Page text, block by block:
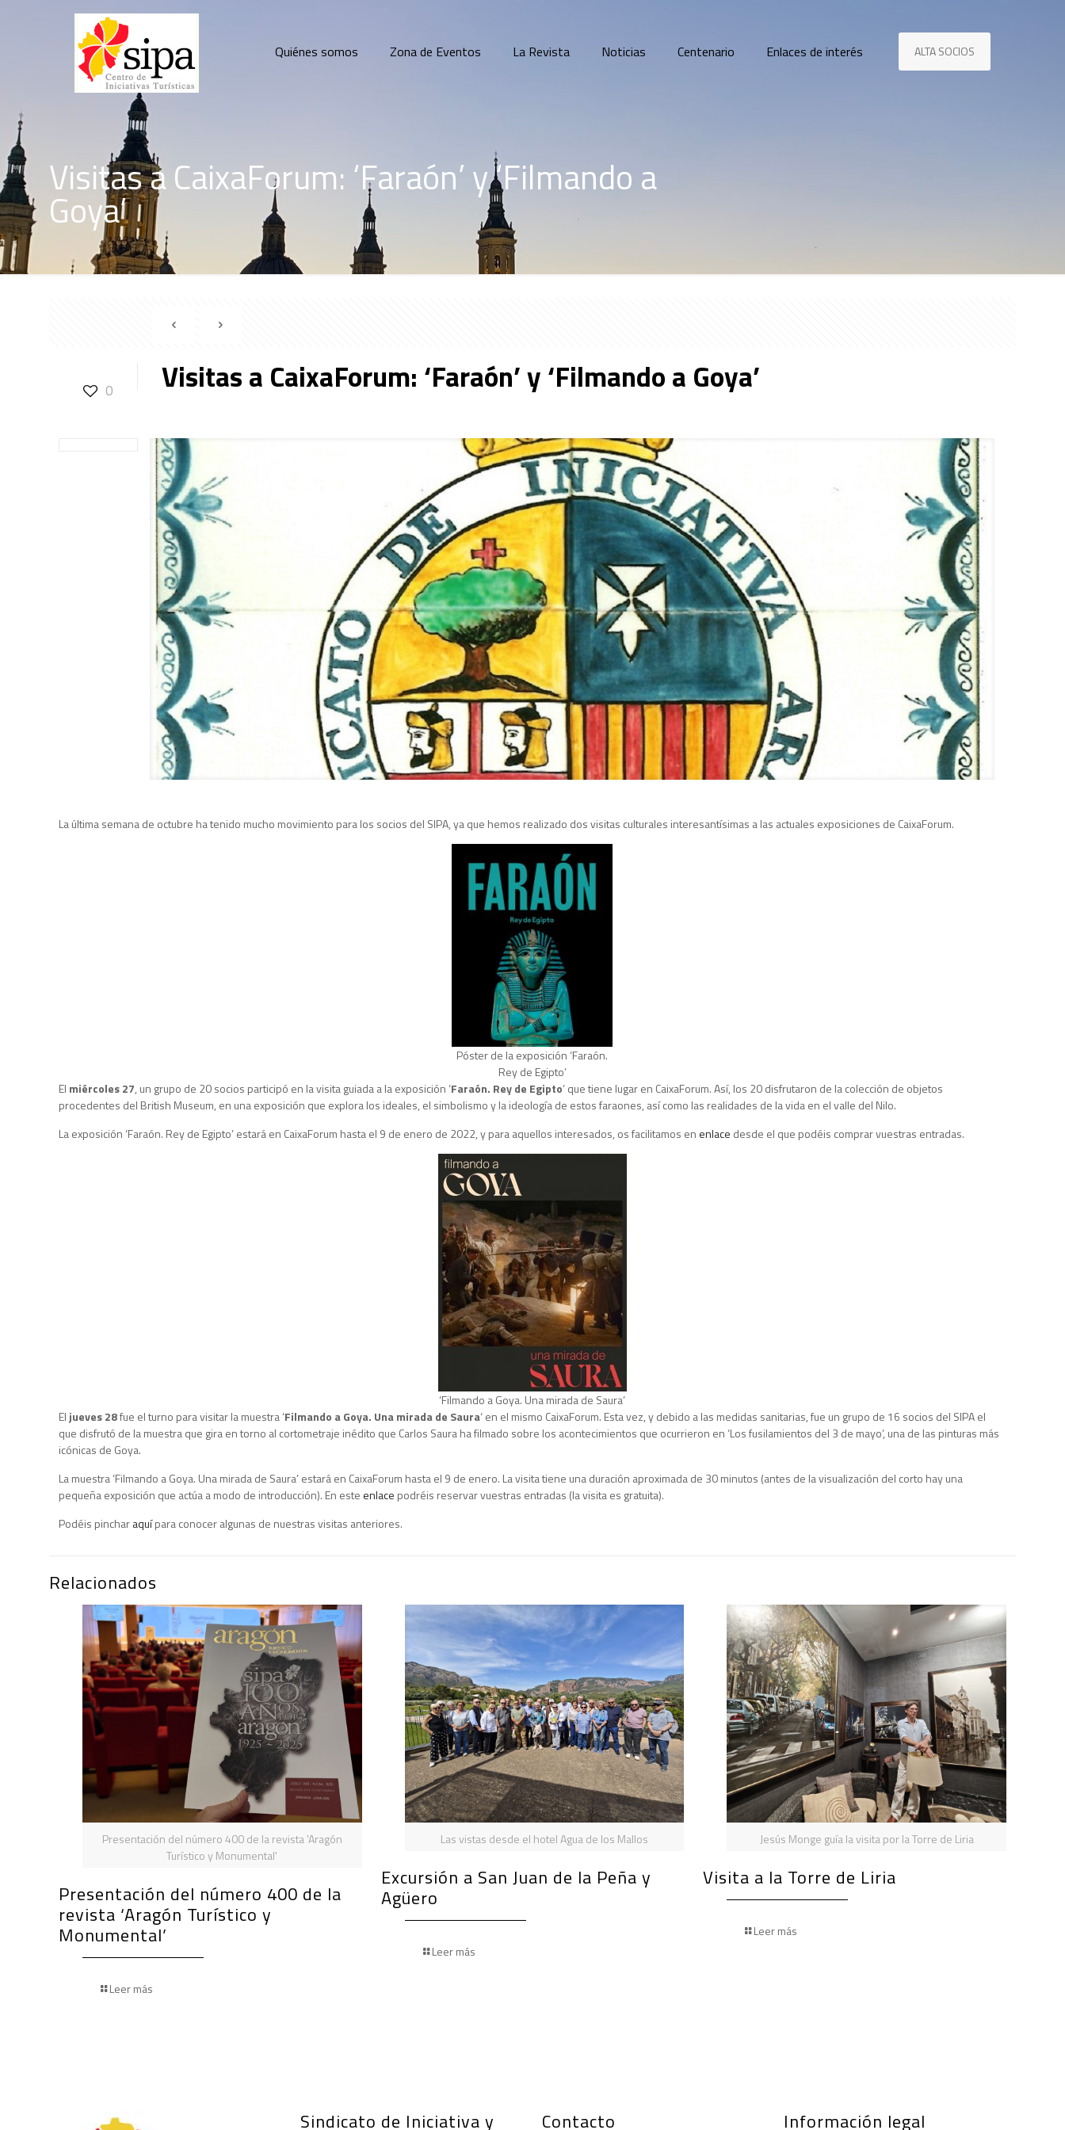
Quiénes somos Zona de Eventos La Revista Noticias Centenario Enlaces de interés ALTA SOCIOS
Visitas a CaixaForum: ‘Faraón’ y ‘Filmando a
Goya’
0 Visitas a CaixaForum: ‘Faraón’ y ‘Filmando a Goya’
La última semana de octubre ha tenido mucho movimiento para los socios del SIPA, ya que hemos realizado dos visitas culturales interesantísimas a las actuales exposiciones de CaixaForum.
Póster de la exposición ‘Faraón.
Rey de Egipto’
El miércoles 27, un grupo de 20 socios participó en la visita guiada a la exposición ‘Faraón. Rey de Egipto‘ que tiene lugar en CaixaForum. Así, los 20 disfrutaron de la colección de objetos
procedentes del British Museum, en una exposición que explora los ideales, el simbolismo y la ideología de estos faraones, así como las realidades de la vida en el valle del Nilo.
La exposición ‘Faraón. Rey de Egipto’ estará en CaixaForum hasta el 9 de enero de 2022, y para aquellos interesados, os facilitamos en enlace desde el que podéis comprar vuestras entradas.
‘Filmando a Goya. Una mirada de Saura’
El jueves 28fue el turno para visitar la muestra ‘Filmando a Goya. Una mirada de Saura‘ en el mismo CaixaForum. Esta vez, y debido a las medidas sanitarias, fue un grupo de 16 socios del SIPA el
que disfrutó de la muestra que gira en torno al cortometraje inédito que Carlos Saura ha filmado sobre los acontecimientos que ocurrieron en ‘Los fusilamientos del 3 de mayo’, una de las pinturas más
icónicas de Goya.
La muestra ‘Filmando a Goya. Una mirada de Saura’ estará en CaixaForum hasta el 9 de enero. La visita tiene una duración aproximada de 30 minutos (antes de la visualización del corto hay una
pequeña exposición que actúa a modo de introducción). En este enlace podréis reservar vuestras entradas (la visita es gratuita).
Podéis pincharaquípara conocer algunas de nuestras visitas anteriores.
Relacionados
Presentación del número 400 de la revista 'Aragón
Turístico y Monumental'
Presentación del número 400 de la
revista ‘Aragón Turístico y
Monumental’
Leer más
Las vistas desde el hotel Agua de los Mallos
Excursión a San Juan de la Peña y
Agüero
Leer más
Jesús Monge guía la visita por la Torre de Liria
Visita a la Torre de Liria
Leer más
Sindicato de Iniciativa y Contacto Información legal